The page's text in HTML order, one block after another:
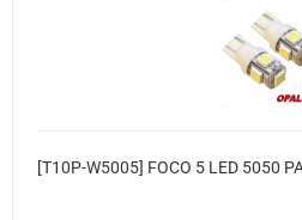
[T10P-W5005] FOCO 5 LED 5050